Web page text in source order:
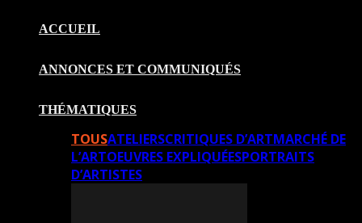
ACCUEIL
ANNONCES ET COMMUNIQUÉS
THÉMATIQUES
TOUSATELIERSCRITIQUES D’ARTMARCHÉ DE
L’ARTOEUVRES EXPLIQUÉESPORTRAITS
D’ARTISTES